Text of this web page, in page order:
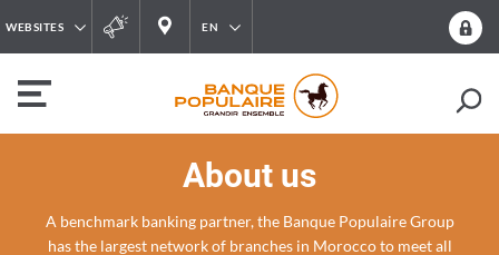
WEBSITES EN
About us
A benchmark banking partner, the Banque Populaire Group
has the largest network of branches in Morocco to meet all